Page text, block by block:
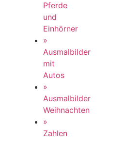
Pferde
und
Einhörner
»
Ausmalbilder
mit
Autos
»
Ausmalbilder
Weihnachten
»
Zahlen